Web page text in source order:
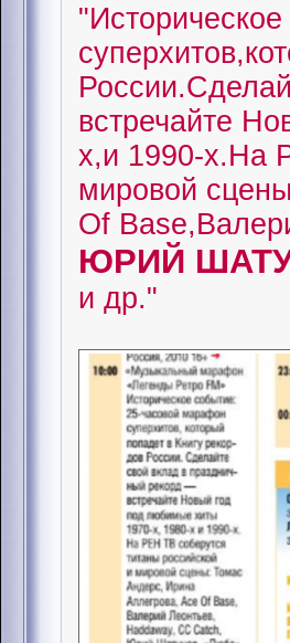
встречайте
х,и 1990-х.На
мировой
Of
ЮРИЙ
и др."